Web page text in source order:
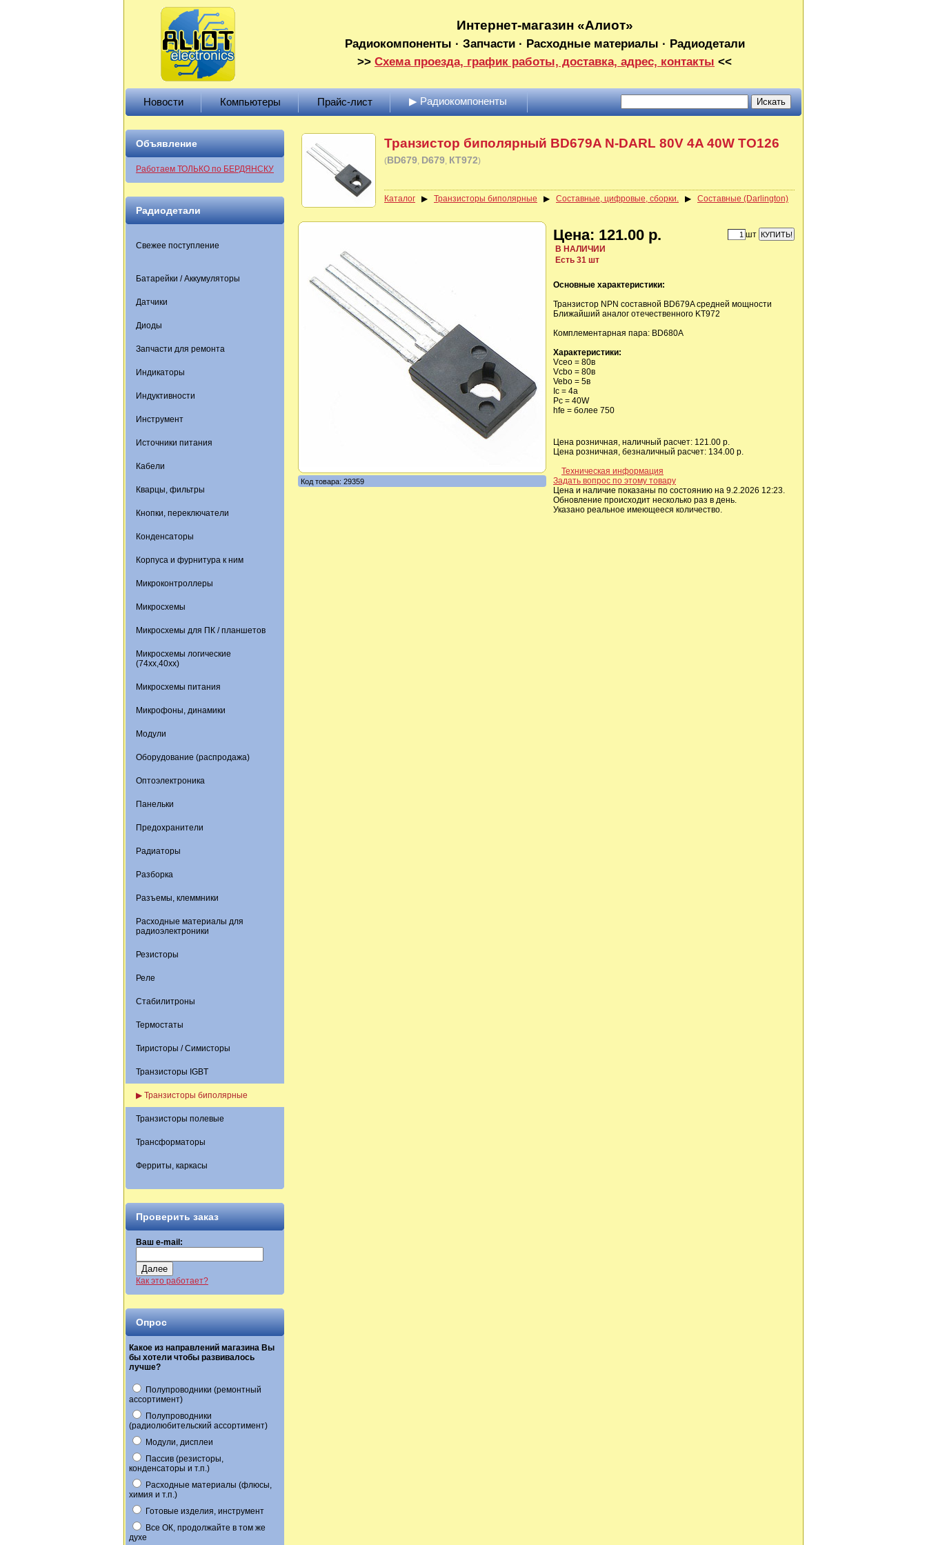
Интернет-магазин «Алиот»
Радиокомпоненты · Запчасти · Расходные материалы · Радиодетали
>> Схема проезда, график работы, доставка, адрес, контакты <<
Новости Компьютеры Прайс-лист ▶ Радиокомпоненты
Объявление
Работаем ТОЛЬКО по БЕРДЯНСКУ
Радиодетали
Свежее поступление
Батарейки / Аккумуляторы
Датчики
Диоды
Запчасти для ремонта
Индикаторы
Индуктивности
Инструмент
Источники питания
Кабели
Кварцы, фильтры
Кнопки, переключатели
Конденсаторы
Корпуса и фурнитура к ним
Микроконтроллеры
Микросхемы
Микросхемы для ПК / планшетов
Микросхемы логические
(74xx,40xx)
Микросхемы питания
Микрофоны, динамики
Модули
Оборудование (распродажа)
Оптоэлектроника
Панельки
Предохранители
Радиаторы
Разборка
Разъемы, клеммники
Расходные материалы для
радиоэлектроники
Резисторы
Реле
Стабилитроны
Термостаты
Тиристоры / Симисторы
Транзисторы IGBT
▶ Транзисторы биполярные
Транзисторы полевые
Трансформаторы
Ферриты, каркасы
Проверить заказ
Ваш e-mail:
Далее
Как это работает?
Опрос
Какое из направлений магазина Вы
бы хотели чтобы развивалось
лучше?
Полупроводники (ремонтный
ассортимент)
Полупроводники
(радиолюбительский ассортимент)
Модули, дисплеи
Пассив (резисторы,
конденсаторы и т.п.)
Расходные материалы (флюсы,
химия и т.п.)
Готовые изделия, инструмент
Все ОК, продолжайте в том же
духе
Транзистор биполярный BD679A N-DARL 80V 4A 40W TO126
(BD679 D679 КТ972)
Каталог ▶ Транзисторы биполярные ▶ Составные, цифровые, сборки. ▶ Составные (Darlington)
Код товара: 29359
Цена: 121.00 р.
В НАЛИЧИИ
Есть 31 шт
шт
Основные характеристики:
Транзистор NPN составной BD679A средней мощности
Ближайший аналог отечественного KT972
Комплементарная пара: BD680A
Характеристики:
Vceo = 80в
Vcbo = 80в
Vebo = 5в
Ic = 4a
Pc = 40W
hfe = более 750
Цена розничная, наличный расчет: 121.00 р.
Цена розничная, безналичный расчет: 134.00 р.
Техническая информация
Задать вопрос по этому товару
Цена и наличие показаны по состоянию на 9.2.2026 12:23.
Обновление происходит несколько раз в день.
Указано реальное имеющееся количество.